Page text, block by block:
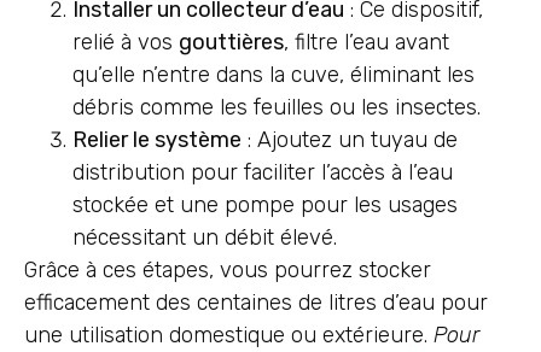
Installer un collecteur d’eau : Ce dispositif,
relié à vos gouttières, filtre l’eau avant
qu’elle n’entre dans la cuve, éliminant les
débris comme les feuilles ou les insectes.
Relier le système : Ajoutez un tuyau de
distribution pour faciliter l’accès à l’eau
stockée et une pompe pour les usages
nécessitant un débit élevé.
Grâce à ces étapes, vous pourrez stocker
efficacement des centaines de litres d’eau pour
une utilisation domestique ou extérieure. Pour